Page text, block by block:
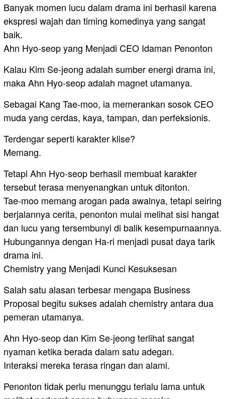
Banyak momen lucu dalam drama ini berhasil karena
ekspresi wajah dan timing komedinya yang sangat
baik.
Ahn Hyo-seop yang Menjadi CEO Idaman Penonton
Kalau Kim Se-jeong adalah sumber energi drama ini,
maka Ahn Hyo-seop adalah magnet utamanya.
Sebagai Kang Tae-moo, ia memerankan sosok CEO
muda yang cerdas, kaya, tampan, dan perfeksionis.
Terdengar seperti karakter klise?
Memang.
Tetapi Ahn Hyo-seop berhasil membuat karakter
tersebut terasa menyenangkan untuk ditonton.
Tae-moo memang arogan pada awalnya, tetapi seiring
berjalannya cerita, penonton mulai melihat sisi hangat
dan lucu yang tersembunyi di balik kesempurnaannya.
Hubungannya dengan Ha-ri menjadi pusat daya tarik
drama ini.
Chemistry yang Menjadi Kunci Kesuksesan
Salah satu alasan terbesar mengapa Business
Proposal begitu sukses adalah chemistry antara dua
pemeran utamanya.
Ahn Hyo-seop dan Kim Se-jeong terlihat sangat
nyaman ketika berada dalam satu adegan.
Interaksi mereka terasa ringan dan alami.
Penonton tidak perlu menunggu terlalu lama untuk